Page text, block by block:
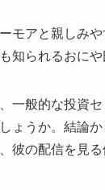
モアと親しみ
知られるおにや
一般的な投資
ょうか。結論
彼の配信を見